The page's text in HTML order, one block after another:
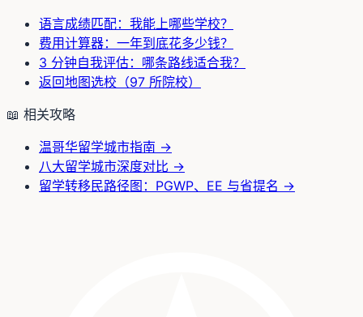
语言成绩匹配：我能上哪些学校？
费用计算器：一年到底花多少钱？
3 分钟自我评估：哪条路线适合我？
返回地图选校（97 所院校）
📖 相关攻略
温哥华留学城市指南 →
八大留学城市深度对比 →
留学转移民路径图：PGWP、EE 与省提名 →